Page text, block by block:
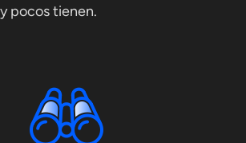
pocos tienen.